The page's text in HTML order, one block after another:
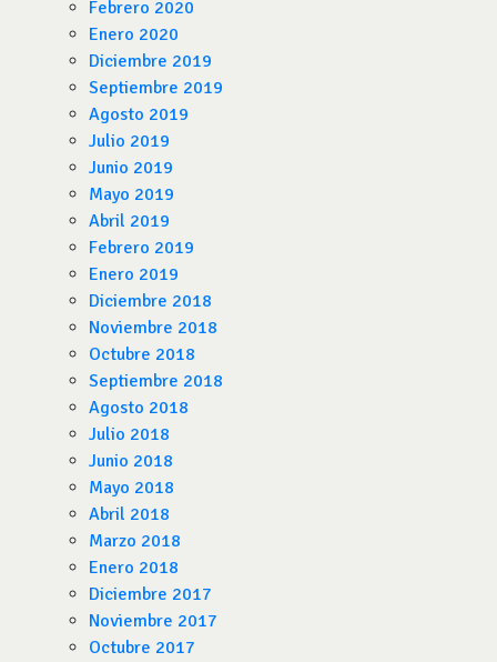
Febrero 2020
Enero 2020
Diciembre 2019
Septiembre 2019
Agosto 2019
Julio 2019
Junio 2019
Mayo 2019
Abril 2019
Febrero 2019
Enero 2019
Diciembre 2018
Noviembre 2018
Octubre 2018
Septiembre 2018
Agosto 2018
Julio 2018
Junio 2018
Mayo 2018
Abril 2018
Marzo 2018
Enero 2018
Diciembre 2017
Noviembre 2017
Octubre 2017